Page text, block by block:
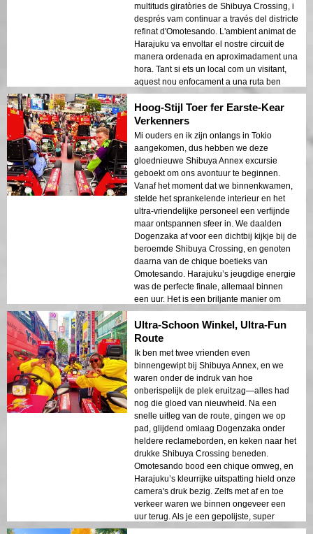
multituds giratòries de Shibuya Crossing, i
després vam continuar a través del districte
refinat d'Omotesando. L'ambient animat de
Harajuku va envoltar el nostre circuit de
manera ordenada en aproximadament una
hora. Tant si ets un local com un visitant,
aquest nou enfocament a una ruta ben
coneguda afegeix una espurna
benvinguda!
Hoog-Stijl Toer fer Earste-Kear
Verkenners
Mi ouders en ik zijn onlangs in Tokio
aangekomen, dus hebben we deze
gloednieuwe Shibuya Annex excursie
geboekt om ons avontuur te beginnen.
Vanaf het moment dat we binnenkwamen,
stelde het sprankelende interieur en het
ultra-vriendelijke personeel een verfijnde
maar ontspannen sfeer in. We daalden
Dogenzaka af voor een dichtbij kijkje bij de
beroemde Shibuya Crossing, en genoten
daarna van de chique boetieks van
Omotesando. Harajuku’s jeugdige energie
was de perfecte finale, allemaal binnen
een uur. Het is een briljante manier om
Tokio’s hotspots te proeven als je beperkte
tijd maar hoge verwachtingen hebt!
Ultra-Schoon Winkel, Ultra-Fun
Route
Ik ben met twee vrienden even
binnengewipt bij Shibuya Annex, en we
waren onder de indruk van hoe
onberispelijk de plek eruitzag—alles had
nog die gloed van nieuwheid. Na een
snelle uitleg van de route, gingen we op
pad, glijdend omlaag Dogenzaka onder
heldere reclameborden, en keken naar het
drukke Shibuya Crossing beneden.
Omotesando bood een chique omweg, en
Harajuku’s kleurrijke uitspatting hield onze
camera's druk bezig. Zelfs met af en toe
verkeer waren we binnen ongeveer een
uur terug. Als je een gepolijste, super
toegankelijke snufje van Tokyo opwinding